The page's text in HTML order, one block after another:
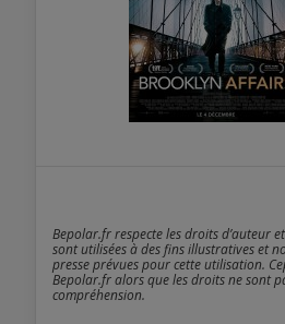
Bepolar.fr respecte les droits d’auteur
sont utilisées à des fins illustratives et
presse prévues pour cette utilisation.
Bepolar.fr alors que les droits ne sont
compréhension.